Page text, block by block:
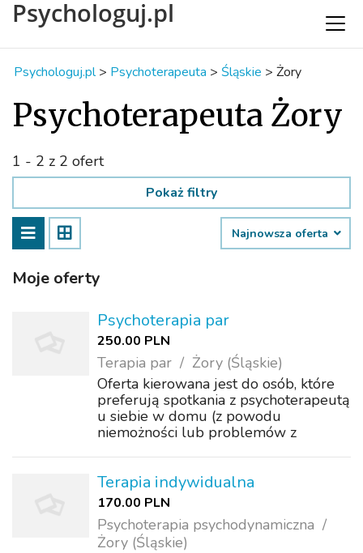
Psychologuj.pl
Psychologuj.pl > Psychoterapeuta > Śląskie > Żory
Psychoterapeuta Żory
1 - 2 z 2 ofert
Pokaż filtry
Najnowsza oferta
Moje oferty
Psychoterapia par
250.00 PLN
Terapia par
Żory (Śląskie)
Oferta kierowana jest do osób, które
preferują spotkania z psychoterapeutą
u siebie w domu (z powodu
niemożności lub problemów z
https://psychoterapia.rybnik.pl
Terapia indywidualna
170.00 PLN
Psychoterapia psychodynamiczna
Żory (Śląskie)